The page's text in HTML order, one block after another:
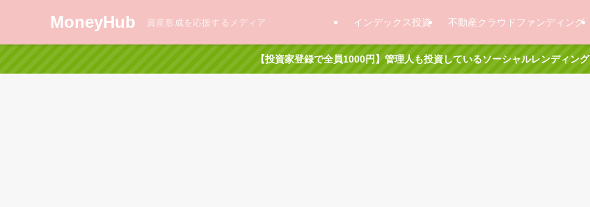
MoneyHub 資産形成を応援するメディア インデックス投資 不動産クラウドファンディング
【投資家登録で全員1000円】管理人も投資しているソーシャルレンディング